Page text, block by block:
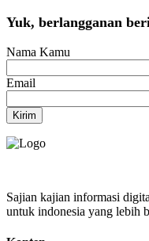
Yuk, berlangganan
Nama Kamu
Email
Kirim
Sajian kajian informasi
untuk indonesia yang lebih